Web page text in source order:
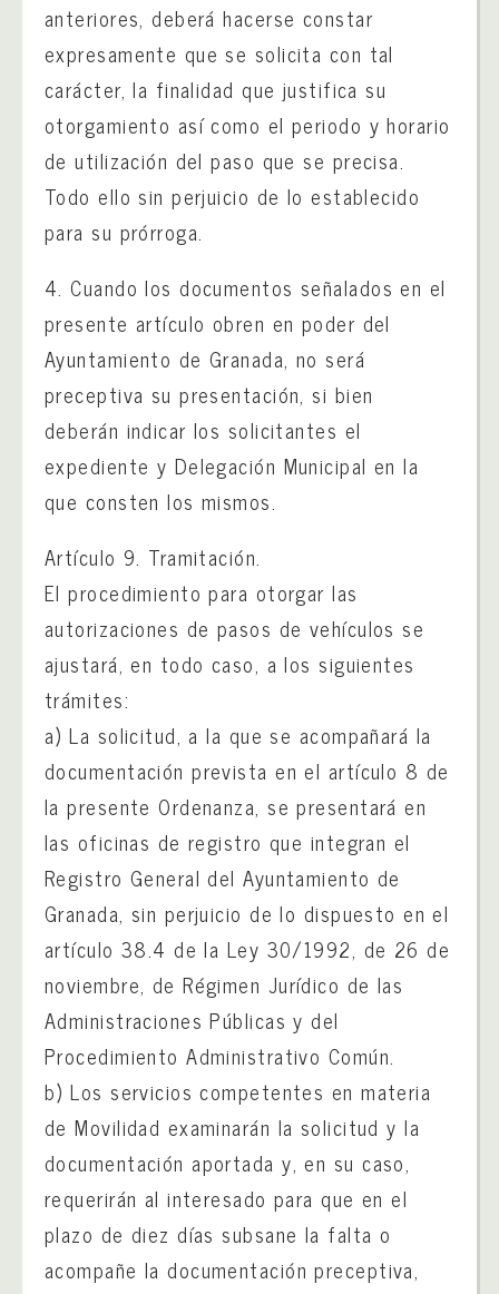
anteriores, deberá hacerse constar
expresamente que se solicita con tal
carácter, la finalidad que justifica su
otorgamiento así como el periodo y horario
de utilización del paso que se precisa.
Todo ello sin perjuicio de lo establecido
para su prórroga.
4. Cuando los documentos señalados en el
presente artículo obren en poder del
Ayuntamiento de Granada, no será
preceptiva su presentación, si bien
deberán indicar los solicitantes el
expediente y Delegación Municipal en la
que consten los mismos.
Artículo 9. Tramitación.
El procedimiento para otorgar las
autorizaciones de pasos de vehículos se
ajustará, en todo caso, a los siguientes
trámites:
a) La solicitud, a la que se acompañará la
documentación prevista en el artículo 8 de
la presente Ordenanza, se presentará en
las oficinas de registro que integran el
Registro General del Ayuntamiento de
Granada, sin perjuicio de lo dispuesto en el
artículo 38.4 de la Ley 30/1992, de 26 de
noviembre, de Régimen Jurídico de las
Administraciones Públicas y del
Procedimiento Administrativo Común.
b) Los servicios competentes en materia
de Movilidad examinarán la solicitud y la
documentación aportada y, en su caso,
requerirán al interesado para que en el
plazo de diez días subsane la falta o
acompañe la documentación preceptiva,